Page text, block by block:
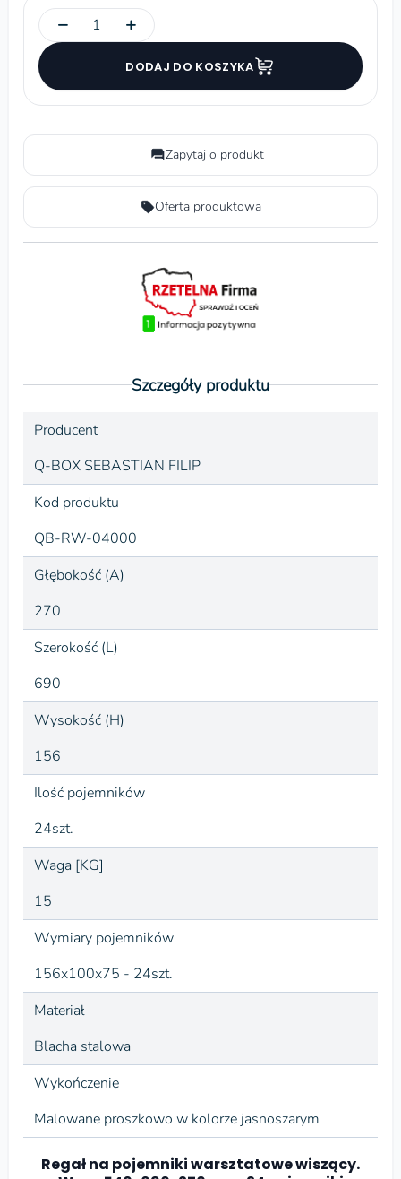
− +
DODAJ DO KOSZYKA
Zapytaj o produkt
Oferta produktowa
Szczegóły produktu
Producent
Q-BOX SEBASTIAN FILIP
Kod produktu
QB-RW-04000
Głębokość (A)
270
Szerokość (L)
690
Wysokość (H)
156
Ilość pojemników
24szt.
Waga [KG]
15
Wymiary pojemników
156x100x75 - 24szt.
Materiał
Blacha stalowa
Wykończenie
Malowane proszkowo w kolorze jasnoszarym
Regał na pojemniki warsztatowe wiszący.